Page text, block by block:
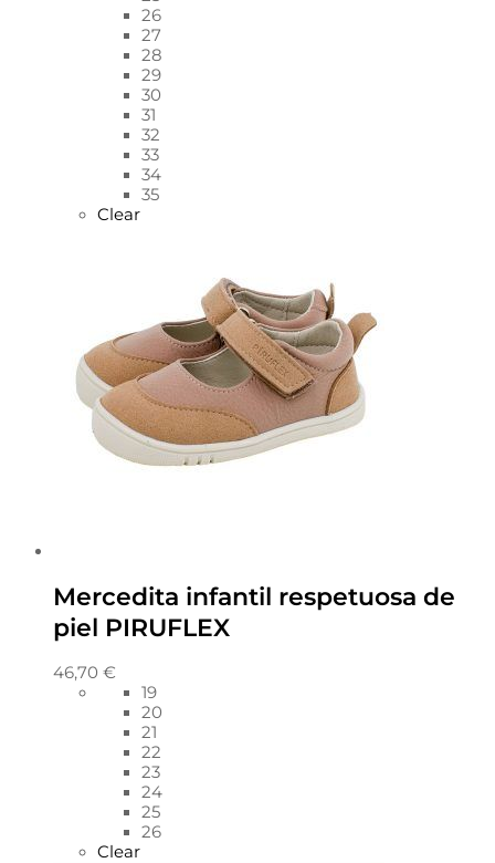
26
27
28
29
30
31
32
33
34
35
Clear
Mercedita infantil respetuosa de
piel PIRUFLEX
46,70 €
19
20
21
22
23
24
25
26
Clear